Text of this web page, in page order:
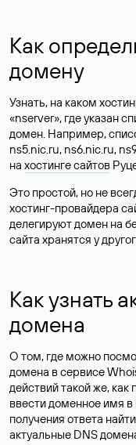
Как
домену
Узнать, на каком
«nserver», где указан
домен. Например,
ns5.nic.ru, ns6.nic.ru,
на хостинге сайтов
Это простой, но не
хостинг-провайдера
делегируют домен на
сайта хранятся у
Как узнать
домена
О том, где можно
домена в сервисе
действий такой же,
ввести доменное имя
получения ответа
актуальные DNS